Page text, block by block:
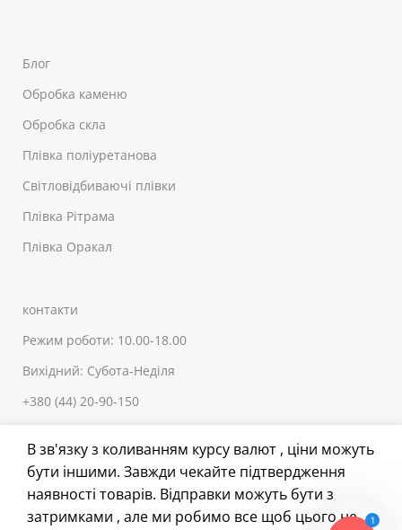
Блог
Обробка каменю
Обробка скла
Плівка поліуретанова
Світловідбиваючі плівки
Плівка Рітрама
Плівка Оракал
контакти
Режим роботи: 10.00-18.00
Вихідний: Субота-Неділя
+380 (44) 20-90-150
+380 (66) 503-04-83
sale@fix.kiev.ua
В зв'язку з коливанням курсу валют , ціни можуть
бути іншими. Завжди чекайте підтвердження
наявності товарів. Відправки можуть бути з
затримками , але ми робимо все щоб цього не
1